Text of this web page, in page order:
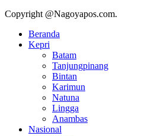
Copyright @Nagoyapos.com.
Beranda
Kepri
Batam
Tanjungpinang
Bintan
Karimun
Natuna
Lingga
Anambas
Nasional